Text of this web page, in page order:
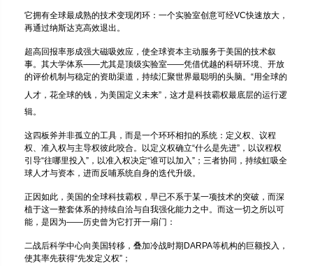
它拥有全球最成熟的技术变现闭环：一个实验室创意可经VC快速放大，
再通过纳斯达克高效退出。
超高回报率形成强大磁吸效应，使全球资本主动服务于美国的技术叙
事。其大学体系——尤其是顶级实验室——凭借优越的科研环境、开放
的评价机制与稳定的资助渠道，持续汇聚世界最聪明的头脑。“用全球的
人才，花全球的钱，为美国定义未来”，这才是科技霸权最底层的运行逻
辑。
这四板斧并非孤立的工具，而是一个环环相扣的系统：定义权、议程
权、准入权与主导权彼此咬合。以定义权确立“什么是先进”，以议程权
引导“往哪里投入”，以准入权决定“谁可以加入”；三者协同，持续虹吸全
球人才与资本，进而反哺系统自身的迭代升级。
正因如此，美国的全球科技霸权，早已不系于某一项技术的突破，而深
植于这一整套体系的持续自洽与自我强化能力之中。而这一切之所以可
能，是因为——历史曾为它打开一扇门：
二战后科学中心向美国转移，叠加冷战时期DARPA等机构的巨额投入，
使其率先获得“先发定义权”；